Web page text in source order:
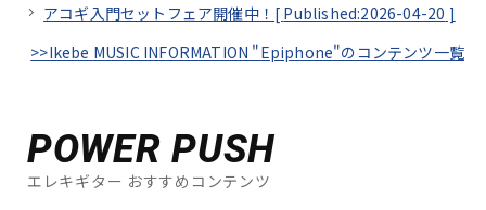
アコギ入門セットフェア開催中！[ Published:2026-04-20 ]
>>Ikebe MUSIC INFORMATION "Epiphone"のコンテンツ一覧
POWER PUSH
エレキギター おすすめコンテンツ